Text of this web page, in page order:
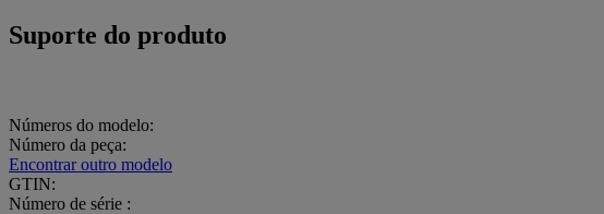
Suporte do produto
Números do modelo:
Número da peça:
Encontrar outro modelo
GTIN:
Número de série :